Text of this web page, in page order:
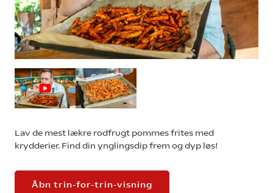
Lav de mest lækre rodfrugt pommes frites med
krydderier. Find din ynglingsdip frem og dyp løs!
Åbn trin-for-trin-visning